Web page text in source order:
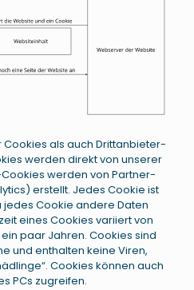
Cookies als auch Drittanbieter-
werden direkt von unserer
werden von Partner-
erstellt. Jedes Cookie ist
Cookie andere Daten
eines Cookies variiert von
paar Jahren. Cookies sind
und enthalten keine Viren,
Cookies können auch
PCs zugreifen.